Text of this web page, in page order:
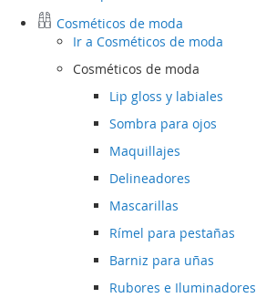
Cosméticos de moda
Ir a Cosméticos de moda
Cosméticos de moda
Lip gloss y labiales
Sombra para ojos
Maquillajes
Delineadores
Mascarillas
Rímel para pestañas
Barniz para uñas
Rubores e Iluminadores